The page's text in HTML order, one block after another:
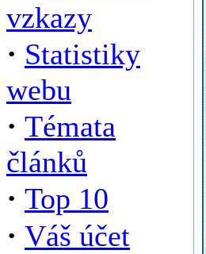
vzkazy
· Statistiky
webu
· Témata
článků
· Top 10
· Váš účet